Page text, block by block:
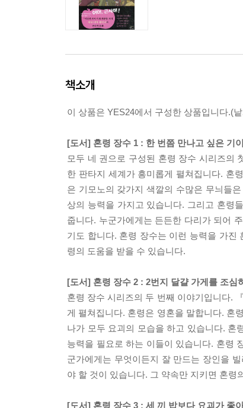
책소개
이 상품은 YES24에서 구성한 상품입니다.(
[도서] 혼령 장수 1 : 한 번쯤 만나고 싶은 기
모두 네 권으로 구성된 혼령 장수 시리즈의
한 판타지 세계가 흥미롭게 펼쳐집니다. 혼
은 기모노의 갖가지 색깔의 수많은 무늬들
상의 능력을 가지고 있습니다. 그리고 혼령
줍니다. 누군가에게는 든든한 다리가 되어
기도 합니다. 혼령 장수는 이런 능력을 가진
령의 도움을 받을 수 있습니다.
[도서] 혼령 장수 2 : 2번지 달걀 가게를 조심
혼령 장수 시리즈의 두 번째 이야기입니다.
게 펼쳐집니다. 혼령은 영혼을 말합니다. 혼
나가 모두 요괴의 모습을 하고 있습니다. 혼
능력을 필요로 하는 이들이 있습니다. 혼령
군가에게는 무엇이든지 잘 만드는 장인을
야 할 것이 있습니다. 그 약속만 지키면 혼령
[도서] 혼령 장수 3 : 세 끼 밥보다 요괴가 좋